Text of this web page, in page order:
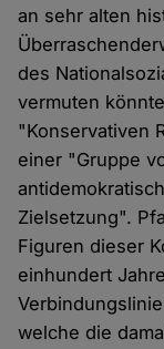
an sehr alten
des
vermuten
"Konservativen
einer "Gruppe
Zielsetzung".
Figuren dieser
einhundert
welche die